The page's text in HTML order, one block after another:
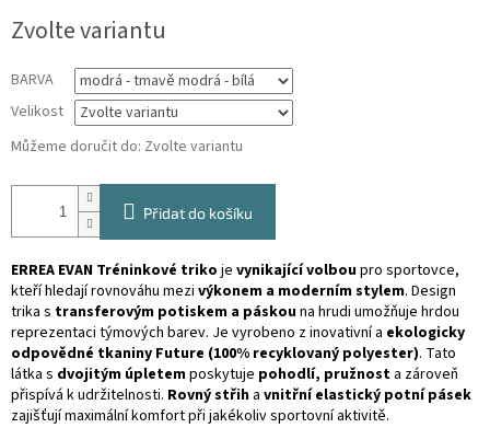
cena:
Zvolte variantu
BARVA
Velikost
Můžeme doručit do: Zvolte variantu
Přidat do košíku
ERREA EVAN Tréninkové triko je vynikající volboupro sportovce,
kteří hledají rovnováhu mezi výkonem a moderním stylem. Design
trika s transferovým potiskem a páskouna hrudi umožňuje hrdou
reprezentaci týmových barev. Je vyrobeno z inovativní a ekologicky
odpovědné tkaniny Future (100% recyklovaný polyester). Tato
látka s dvojitým úpletemposkytuje pohodlí, pružnost a zároveň
přispívá k udržitelnosti. Rovný střih a vnitřní elastický potní pásek
zajišťují maximální komfort při jakékoliv sportovní aktivitě.